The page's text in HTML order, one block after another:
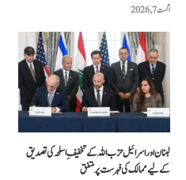
اگست 7, 2026
لبنان اور اسرائیل حزب اللہ کے تخفیفِ اسلحہ کی تصدیق
کے لیے ممالک کی فہرست پر متفق